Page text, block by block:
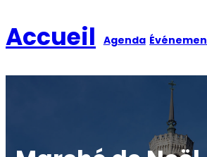
au
contenu
Accueil Agenda